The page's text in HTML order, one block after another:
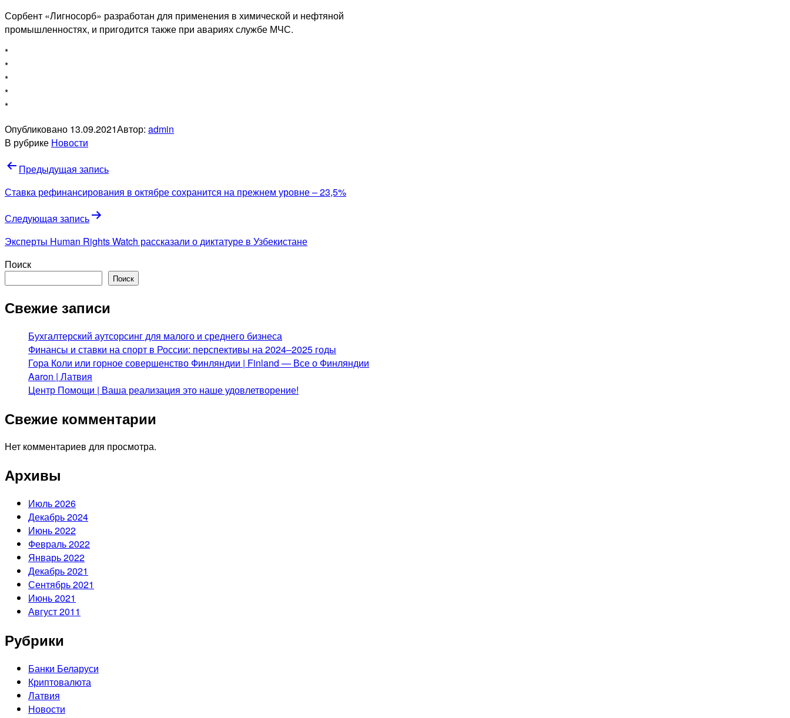
Сорбент «Лигносорб» разработан для применения в химической и нефтяной
промышленностях, и пригодится также при авариях службе МЧС.
*
*
*
*
*
Опубликовано 13.09.2021Автор: admin
В рубрике Новости
Навигация
по
Предыдущая запись
Ставка рефинансирования в октябре сохранится на прежнем уровне – 23,5%
Следующая запись
Эксперты Human Rights Watch рассказали о диктатуре в Узбекистане
Поиск
Поиск
Свежие записи
Бухгалтерский аутсорсинг для малого и среднего бизнеса
Финансы и ставки на спорт в России: перспективы на 2024–2025 годы
Гора Коли или горное совершенство Финляндии | Finland — Все о Финляндии
Aaron | Латвия
Центр Помощи | Ваша реализация это наше удовлетворение!
Свежие комментарии
Нет комментариев для просмотра.
Архивы
Июль 2026
Декабрь 2024
Июнь 2022
Февраль 2022
Январь 2022
Декабрь 2021
Сентябрь 2021
Июнь 2021
Август 2011
Рубрики
Банки Беларуси
Криптовалюта
Латвия
Новости